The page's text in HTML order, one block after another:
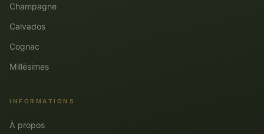
Champagne
Calvados
Cognac
Millésimes
INFORMATIONS
À propos